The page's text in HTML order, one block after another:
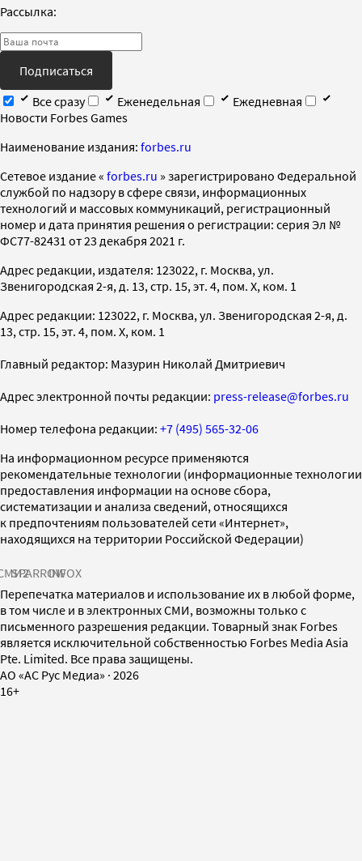
Рассылка:
Подписаться
Все сразу
Еженедельная
Ежедневная
Новости Forbes Games
Наименование издания: forbes.ru
Cетевое издание « forbes.ru » зарегистрировано Федеральной
службой по надзору в сфере связи, информационных
технологий и массовых коммуникаций, регистрационный
номер и дата принятия решения о регистрации: серия Эл №
ФС77-82431 от 23 декабря 2021 г.
Адрес редакции, издателя: 123022, г. Москва, ул.
Звенигородская 2-я, д. 13, стр. 15, эт. 4, пом. X, ком. 1
Адрес редакции: 123022, г. Москва, ул. Звенигородская 2-я, д.
13, стр. 15, эт. 4, пом. X, ком. 1
Главный редактор: Мазурин Николай Дмитриевич
Адрес электронной почты редакции: press-release@forbes.ru
Номер телефона редакции: +7 (495) 565-32-06
На информационном ресурсе применяются
рекомендательные технологии (информационные технологии
предоставления информации на основе сбора,
систематизации и анализа сведений, относящихся
к предпочтениям пользователей сети «Интернет»,
находящихся на территории Российской Федерации)
SPARROWINFOX
Перепечатка материалов и использование их в любой форме,
в том числе и в электронных СМИ, возможны только с
письменного разрешения редакции. Товарный знак Forbes
является исключительной собственностью Forbes Media Asia
Pte. Limited. Все права защищены.
AO «АС Рус Медиа» · 2026
16+